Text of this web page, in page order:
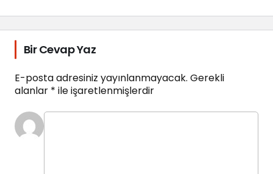
Bir Cevap Yaz
E-posta adresiniz yayınlanmayacak. Gerekli
alanlar * ile işaretlenmişlerdir